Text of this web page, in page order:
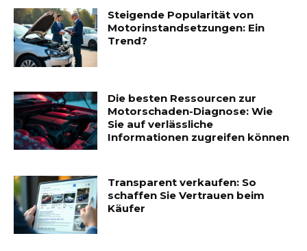
Steigende Popularität von
Motorinstandsetzungen: Ein
Trend?
Die besten Ressourcen zur
Motorschaden-Diagnose: Wie
Sie auf verlässliche
Informationen zugreifen können
Transparent verkaufen: So
schaffen Sie Vertrauen beim
Käufer